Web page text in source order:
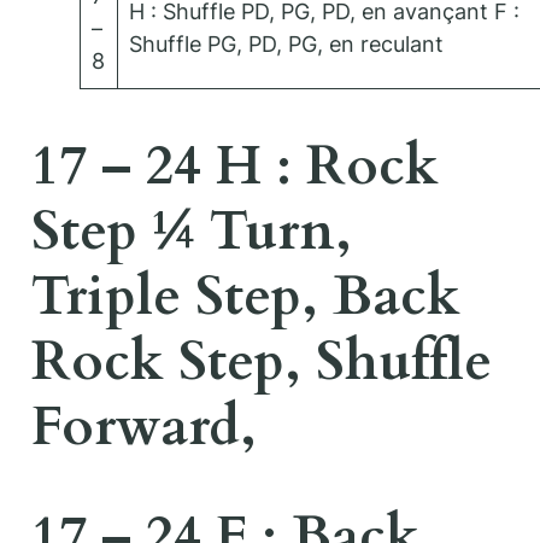
–
8
H : Shuffle PD, PG, PD, en avançant F :
Shuffle PG, PD, PG, en reculant
17 – 24 H : Rock
Step ¼ Turn,
Triple Step, Back
Rock Step, Shuffle
Forward,